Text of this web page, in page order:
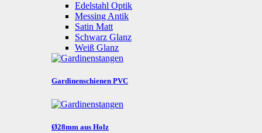
Edelstahl Optik
Messing Antik
Satin Matt
Schwarz Glanz
Weiß Glanz
Gardinenschienen PVC
Ø28mm aus Holz